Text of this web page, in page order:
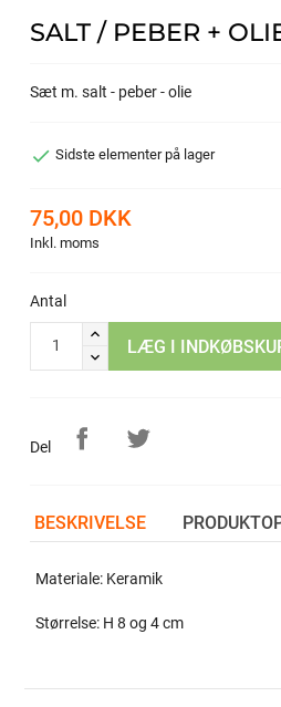
SALT / PEBER +
Sæt m. salt - peber - olie
 Sidste elementer på lager
75,00 DKK
Inkl. moms
Antal
LÆG I
Del
BESKRIVELSE
Materiale: Keramik
Størrelse: H 8 og 4 cm